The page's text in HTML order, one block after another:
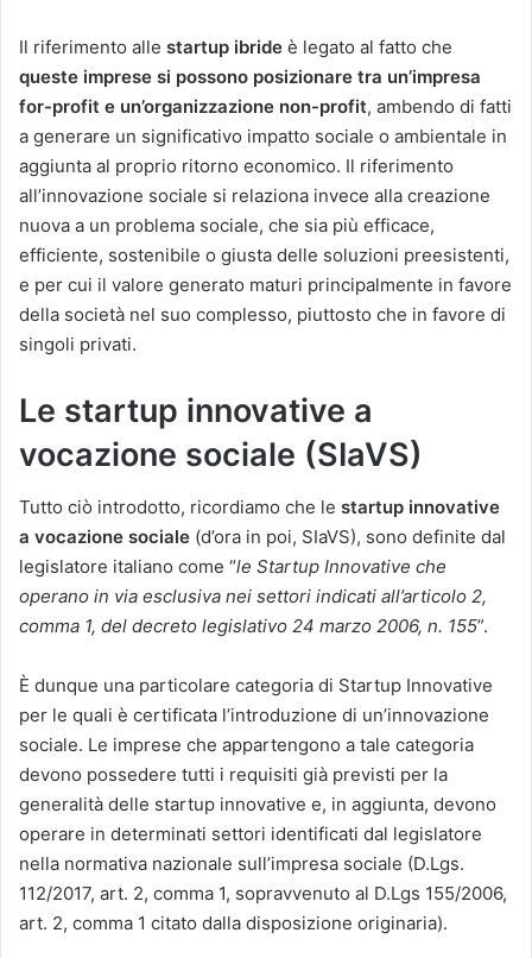
Il riferimento alle startup ibride è legato al fatto che
queste imprese si possono posizionare tra un’impresa
for-profit e un’organizzazione non-profit, ambendo di fatti
a generare un significativo impatto sociale o ambientale in
aggiunta al proprio ritorno economico. Il riferimento
all’innovazione sociale si relaziona invece alla creazione
nuova a un problema sociale, che sia più efficace,
efficiente, sostenibile o giusta delle soluzioni preesistenti,
e per cui il valore generato maturi principalmente in favore
della società nel suo complesso, piuttosto che in favore di
singoli privati.
Le startup innovative a
vocazione sociale (SIaVS)
Tutto ciò introdotto, ricordiamo che le startup innovative
a vocazione sociale (d’ora in poi, SIaVS), sono definite dal
legislatore italiano come “le Startup Innovative che
operano in via esclusiva nei settori indicati all’articolo 2,
comma 1, del decreto legislativo 24 marzo 2006, n. 155”.
È dunque una particolare categoria di Startup Innovative
per le quali è certificata l’introduzione di un’innovazione
sociale. Le imprese che appartengono a tale categoria
devono possedere tutti i requisiti già previsti per la
generalità delle startup innovative e, in aggiunta, devono
operare in determinati settori identificati dal legislatore
nella normativa nazionale sull’impresa sociale (D.Lgs.
112/2017, art. 2, comma 1, sopravvenuto al D.Lgs 155/2006,
art. 2, comma 1 citato dalla disposizione originaria).